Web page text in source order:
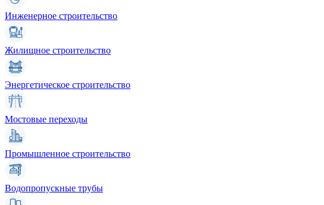
Инженерное строительство
Жилищное строительство
Энергетическое строительство
Мостовые переходы
Промышленное строительство
Водопропускные трубы